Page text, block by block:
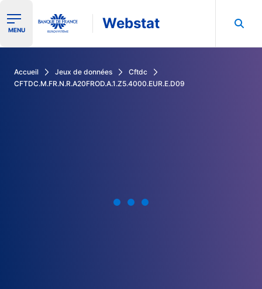
Ouvrir le menu de navigation
MENU Webstat
Accueil Jeux de données
Cftdc
CFTDC.M.FR.N.R.A20FROD.A.1.Z5.4000.EUR.E.D09